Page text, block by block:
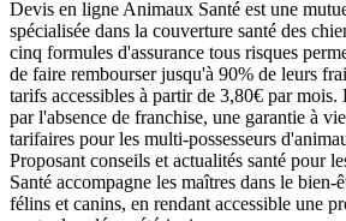
Devis en ligne Animaux Santé est une
spécialisée dans la couverture santé des
cinq formules d'assurance tous risques
de faire rembourser jusqu'à 90% de leurs
tarifs accessibles à partir de 3,80€ par
par l'absence de franchise, une garantie à
tarifaires pour les multi-possesseurs
Proposant conseils et actualités santé pour
Santé accompagne les maîtres dans le bien-
félins et canins, en rendant accessible une